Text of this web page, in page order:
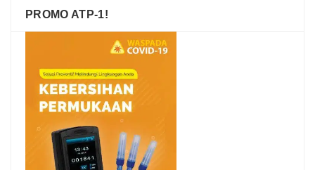
PROMO ATP-1!